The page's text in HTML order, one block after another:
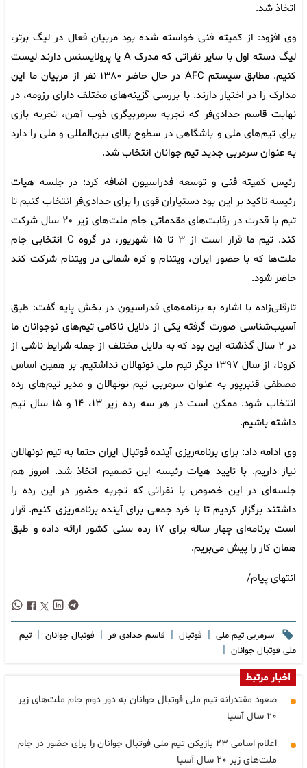
اتخاذ شد.
وی افزود: از کمیته فنی خواسته شده بود مربیان فعال در لیگ برتر،
لیگ دسته اول با سایر نفراتی که مدرک A یا پرولایسنس دارند لیست
کنیم. مطابق سیستم AFC در حال حاضر ۱۳۸۰ نفر از مربیان ما این
مدارک را در اختیار دارند. با بررسی گزینه‌های مختلف دارای رزومه، در
نهایت قاسم حدادی‌فر که تجربه سرمربیگری ذوب آهن، تجربه بازی
برای تیم‌های ملی و باشگاهی در سطوح بالای بین‌المللی و ملی را دارد
به عنوان سرمربی جدید تیم جوانان انتخاب شد.
رئیس کمیته فنی و توسعه فدراسیون اضافه کرد: در جلسه هیات
رئیسه تاکید بر این بود دستیاران قوی را برای حدادی‌فر انتخاب کنیم تا
تیم با قدرت در رقابت‌های مقدماتی جام ملت‌های زیر ۲۰ سال شرکت
کند. تیم ما قرار است از ۳ تا ۱۵ شهریور، در گروه C انتخابی جام
ملت‌ها که با حضور ایران، ویتنام و کره شمالی در ویتنام شرکت کند
حاضر شود.
تارقلی‌زاده با اشاره به برنامه‌های فدراسیون در بخش پایه گفت: طبق
آسیب‌شناسی صورت گرفته یکی از دلایل ناکامی تیم‌های نوجوانان ما
در ۲ سال گذشته این بود که به دلایل مختلف از جمله شرایط ناشی از
کرونا، از سال ۱۳۹۷ دیگر تیم ملی نونهالان نداشتیم. بر همین اساس
مصطفی قنبرپور به عنوان سرمربی تیم نونهالان و مدیر تیم‌های رده
انتخاب شود. ممکن است در هر سه رده زیر ۱۳، ۱۴ و ۱۵ سال تیم
داشته باشیم.
وی ادامه داد: برای برنامه‌ریزی آینده فوتبال ایران حتما به تیم نونهالان
نیاز داریم. با تایید هیات رئیسه این تصمیم اتخاذ شد. امروز هم
جلسه‌ای در این خصوص با نفراتی که تجربه حضور در این رده را
داشتند برگزار کردیم تا با خرد جمعی برای آینده برنامه‌ریزی کنیم. قرار
است برنامه‌ای چهار ساله برای ۱۷ رده‌ سنی کشور ارائه داده و طبق
همان کار را پیش‌ می‌بریم.
انتهای پیام/
سرمربی تیم ملی | فوتبال | قاسم حدادی فر | فوتبال جوانان | تیم
ملی فوتبال جوانان |
اخبار مرتبط
صعود مقتدرانه تیم ملی فوتبال جوانان به دور دوم جام ملت‌های زیر
۲۰ سال آسیا
اعلام اسامی ۲۳ بازیکن تیم ملی فوتبال جوانان را برای حضور در جام
ملت‌های زیر ۲۰ سال آسیا